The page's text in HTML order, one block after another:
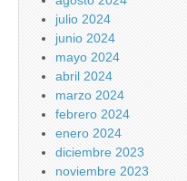
julio 2024
junio 2024
mayo 2024
abril 2024
marzo 2024
febrero 2024
enero 2024
diciembre 2023
noviembre 2023